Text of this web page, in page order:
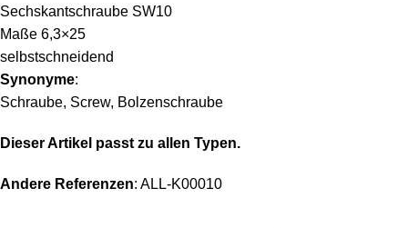
Sechskantschraube SW10
Maße 6,3×25
selbstschneidend
Synonyme:
Schraube, Screw, Bolzenschraube
Dieser Artikel passt zu allen Typen.
Andere Referenzen: ALL-K00010